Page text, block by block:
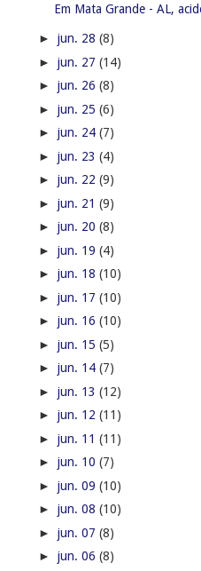
Em Mata Grande - AL,
► jun. 28 (8)
► jun. 27 (14)
► jun. 26 (8)
► jun. 25 (6)
► jun. 24 (7)
► jun. 23 (4)
► jun. 22 (9)
► jun. 21 (9)
► jun. 20 (8)
► jun. 19 (4)
► jun. 18 (10)
► jun. 17 (10)
► jun. 16 (10)
► jun. 15 (5)
► jun. 14 (7)
► jun. 13 (12)
► jun. 12 (11)
► jun. 11 (11)
► jun. 10 (7)
► jun. 09 (10)
► jun. 08 (10)
► jun. 07 (8)
► jun. 06 (8)